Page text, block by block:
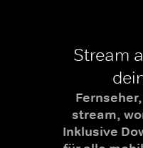
Stream
stream,
Inklusive